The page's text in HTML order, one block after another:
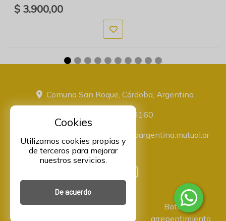
Cookies
Utilizamos cookies propias y
de terceros para mejorar
nuestros servicios.
De acuerdo
$ 3.900,00
Comuna San Roque, Córdoba, Argentina
+543516774160
administracion@proveeduriaargentina.mutual.ar
Asociación Mutual Integrantes
Botón de
arrepentimiento